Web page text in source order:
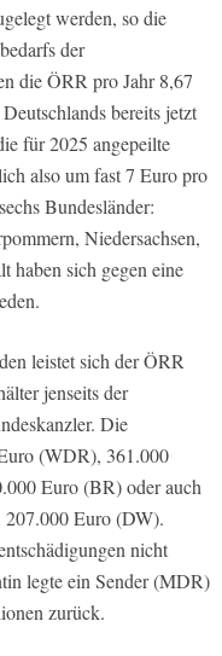
werden, so die
der
die ÖRR pro Jahr 8,67
bereits jetzt
für 2025 angepeilte
also um fast 7 Euro pro
Bundesländer:
Niedersachsen,
haben sich gegen eine
leistet sich der ÖRR
jenseits der
Die
(WDR), 361.000
Euro (BR) oder auch
Euro (DW).
nicht
legte ein Sender (MDR)
zurück.